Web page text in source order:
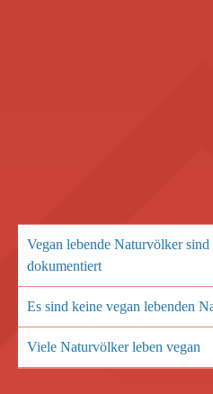
Vegan lebende Naturvölker
dokumentiert
Es sind keine vegan lebenden
Viele Naturvölker leben vegan